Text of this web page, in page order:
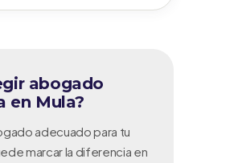
abogado
en Mula?
adecuado para tu
marcar la diferencia en